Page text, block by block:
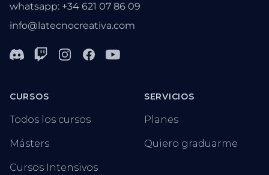
whatsapp: +34 621 07 86 09
info@latecnocreativa.com
DiscordTwitchInstagram
FacebookYoutube
CURSOS
Todos los cursos
Másters
Cursos Intensivos
SERVICIOS
Planes
Quiero graduarme